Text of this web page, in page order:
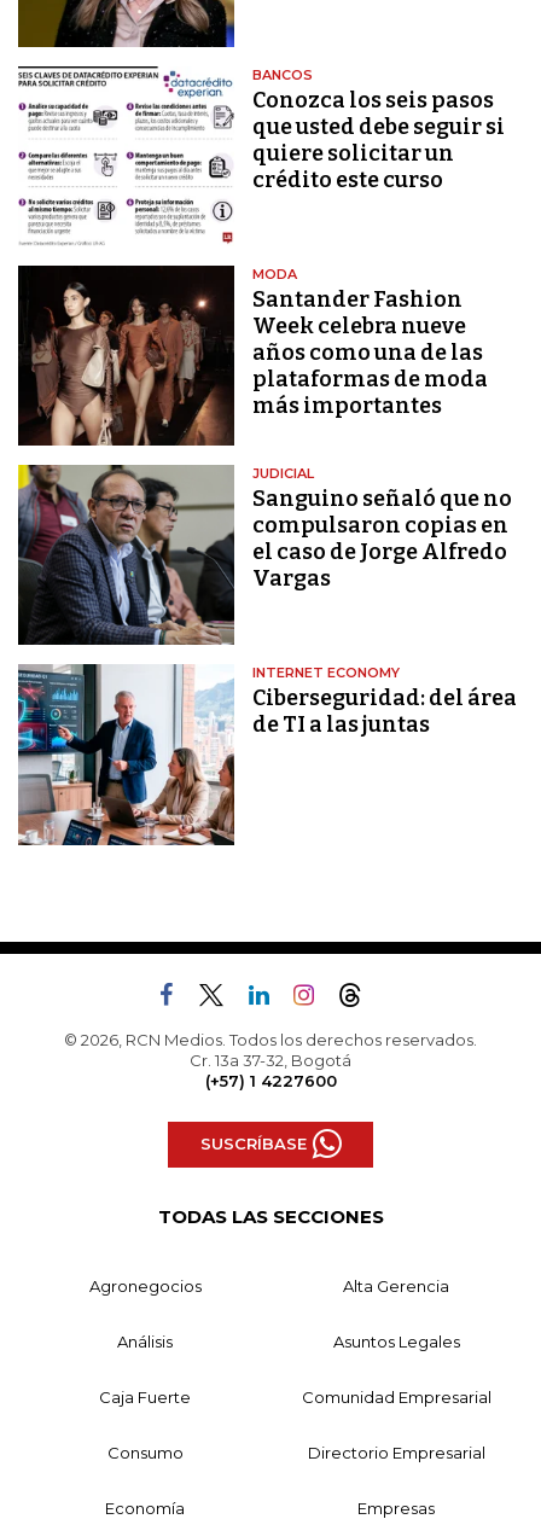
BANCOS
Conozca los seis pasos
que usted debe seguir si
quiere solicitar un
crédito este curso
MODA
Santander Fashion
Week celebra nueve
años como una de las
plataformas de moda
más importantes
JUDICIAL
Sanguino señaló que no
compulsaron copias en
el caso de Jorge Alfredo
Vargas
INTERNET ECONOMY
Ciberseguridad: del área
de TI a las juntas
© 2026, RCN Medios. Todos los derechos reservados.
Cr. 13a 37-32, Bogotá
(+57) 1 4227600
SUSCRÍBASE
TODAS LAS SECCIONES
Agronegocios Alta Gerencia
Análisis Asuntos Legales
Caja Fuerte Comunidad Empresarial
Consumo Directorio Empresarial
Economía Empresas